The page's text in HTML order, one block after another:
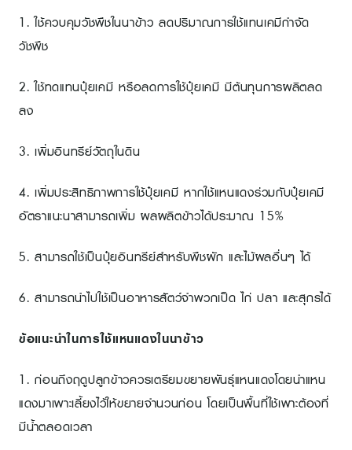
1. ใช้ควบคุมวัชพืชในนาข้าว ลดปริมาณการใช้แทนเคมีกำจัด
วัชพืช
2. ใช้ทดแทนปุ๋ยเคมี หรือลดการใช้ปุ๋ยเคมี มีต้นทุนการผลิตลด
ลง
3. เพิ่มอินทรีย์วัตถุในดิน
4. เพิ่มประสิทธิภาพการใช้ปุ๋ยเคมี หากใช้แหนแดงร่วมกับปุ๋ยเคมี
อัตราแนะนาสามารถเพิ่ม ผลผลิตข้าวได้ประมาณ 15%
5. สามารถใช้เป็นปุ๋ยอินทรีย์สำหรับพืชผัก และไม้ผลอื่นๆ ได้
6. สามารถนำไปใช้เป็นอาหารสัตว์จำพวกเป็ด ไก่ ปลา และสุกรได้
ข้อแนะนำในการใช้แหนแดงในนาข้าว
1. ก่อนถึงฤดูปลูกข้าวควรเตรียมขยายพันธุ์แหนแดงโดยนำแหน
แดงมาเพาะเลี้ยงไว้ให้ขยายจำนวนก่อน โดยเป็นพื้นที่ใช้เพาะต้องที่
มีน้ำตลอดเวลา